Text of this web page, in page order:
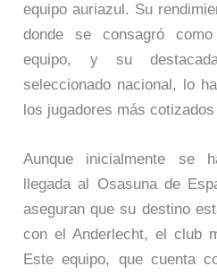
equipo auriazul. Su
donde se consagró
equipo, y su
seleccionado nacional, lo
los jugadores más
Aunque inicialmente se
llegada al Osasuna de
aseguran que su destino
con el Anderlecht, el club
Este equipo, que cuenta